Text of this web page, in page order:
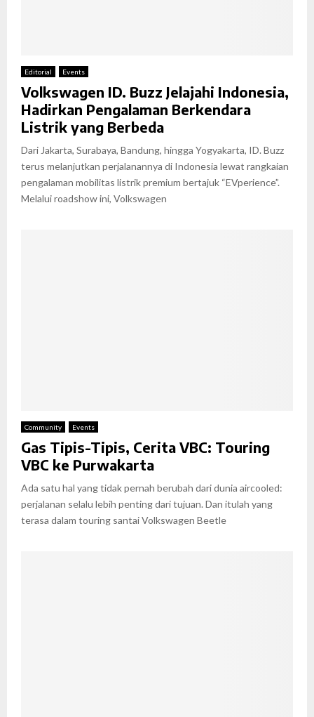
Editorial Events
Volkswagen ID. Buzz Jelajahi Indonesia,
Hadirkan Pengalaman Berkendara
Listrik yang Berbeda
Dari Jakarta, Surabaya, Bandung, hingga Yogyakarta, ID. Buzz
terus melanjutkan perjalanannya di Indonesia lewat rangkaian
pengalaman mobilitas listrik premium bertajuk “EVperience”.
Melalui roadshow ini, Volkswagen
Community Events
Gas Tipis-Tipis, Cerita VBC: Touring
VBC ke Purwakarta
Ada satu hal yang tidak pernah berubah dari dunia aircooled:
perjalanan selalu lebih penting dari tujuan. Dan itulah yang
terasa dalam touring santai Volkswagen Beetle